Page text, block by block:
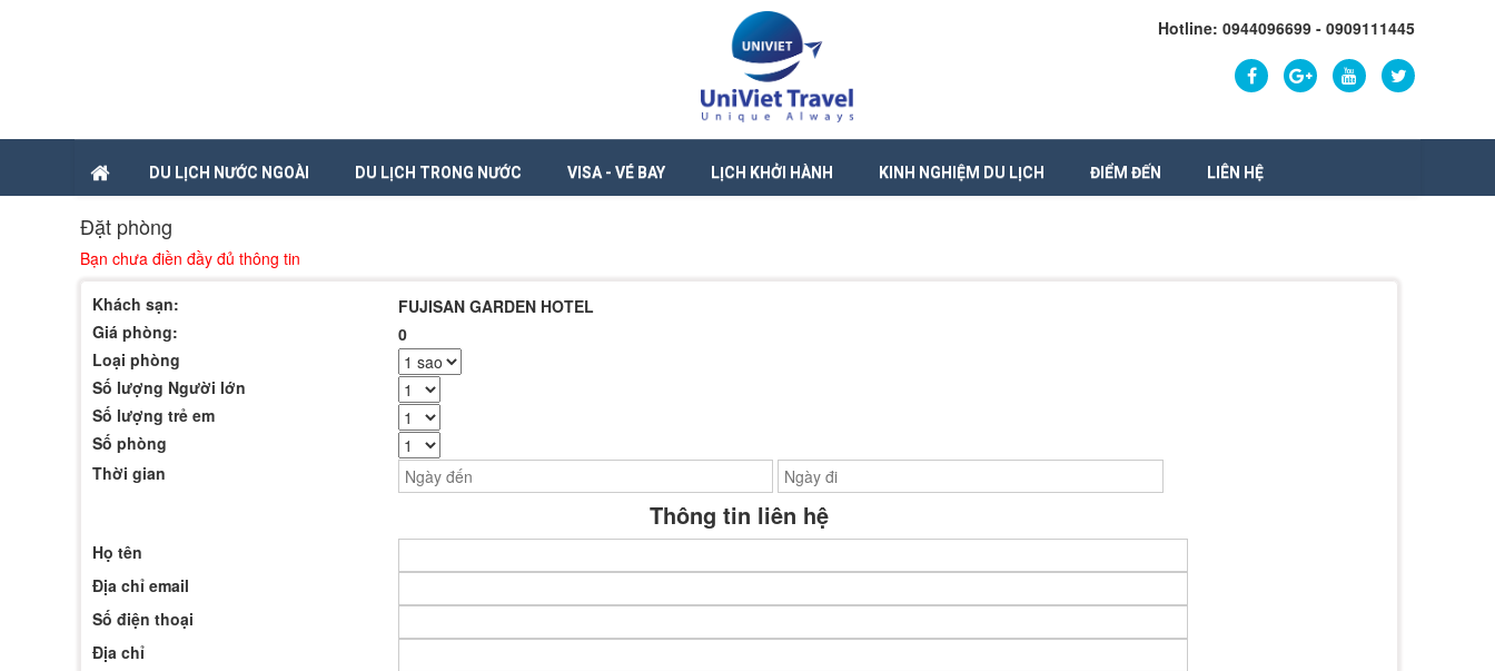
Hotline: 0944096699 - 0909111445
DU LỊCH NƯỚC NGOÀI DU LỊCH TRONG NƯỚC VISA - VÉ BAY LỊCH KHỞI HÀNH KINH NGHIỆM DU LỊCH ĐIỂM ĐẾN LIÊN HỆ
Đặt phòng
Bạn chưa điền đầy đủ thông tin
Khách sạn:
FUJISAN GARDEN HOTEL
Giá phòng:
0
Loại phòng
Số lượng Người lớn
Số lượng trẻ em
Số phòng
Thời gian
Thông tin liên hệ
Họ tên
Địa chỉ email
Số điện thoại
Địa chỉ